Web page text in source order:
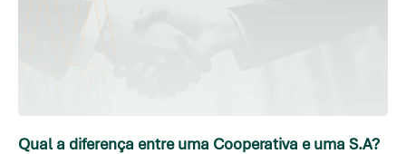
Qual a diferença entre uma Cooperativa e uma S.A?